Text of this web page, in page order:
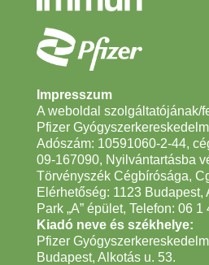
Impresszum
A weboldal szolgáltatójának/
Pfizer
Adószám: 10591060-2-44,
09-167090, Nyilvántartásba
Törvényszék Cégbírósága,
Elérhetőség: 1123 Budapest,
Park „A” épület, Telefon: 06 1
Kiadó neve és székhelye:
Pfizer
Budapest, Alkotás u. 53.